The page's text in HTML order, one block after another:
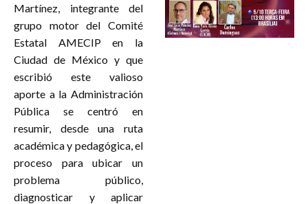
Martínez, integrante del
grupo motor del Comité
Estatal AMECIP en la
Ciudad de México y que
escribió este valioso
aporte a la Administración
Pública se centró en
resumir, desde una ruta
académica y pedagógica, el
proceso para ubicar un
problema público,
diagnosticar y aplicar